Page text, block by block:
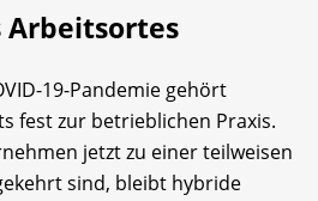
Arbeitsortes
19-Pandemie gehört
fest zur betrieblichen Praxis.
jetzt zu einer teilweisen
sind, bleibt hybride